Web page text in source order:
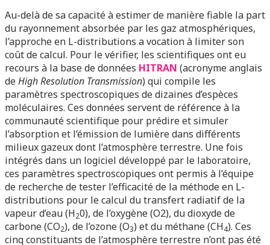
Au-delà de sa capacité à estimer de manière fiable la part
du rayonnement absorbée par les gaz atmosphériques,
l’approche en L-distributions a vocation à limiter son
coût de calcul. Pour le vérifier, les scientifiques ont eu
recours à la base de données HITRAN (acronyme anglais
deHigh Resolution Transmission) qui compile les
paramètres spectroscopiques de dizaines d’espèces
moléculaires. Ces données servent de référence à la
communauté scientifique pour prédire et simuler
l’absorption et l’émission de lumière dans différents
milieux gazeux dont l’atmosphère terrestre. Une fois
intégrés dans un logiciel développé par le laboratoire,
ces paramètres spectroscopiques ont permis à l’équipe
de recherche de tester l’efficacité de la méthode en L-
distributions pour le calcul du transfert radiatif de la
vapeur d’eau (H20), de l’oxygène (O2), du dioxyde de
carbone (CO2), de l’ozone (O3) et du méthane (CH4). Ces
cinq constituants de l’atmosphère terrestre n’ont pas été